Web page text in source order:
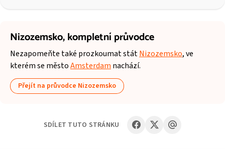
Nizozemsko,kompletní průvodce
Nezapomeňte také prozkoumat státNizozemsko, ve
kterém se městoAmsterdam nachází.
Přejít na průvodce Nizozemsko
SDÍLET TUTO STRÁNKU